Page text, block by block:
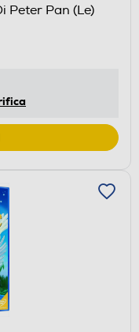
Peter Pan (Le)